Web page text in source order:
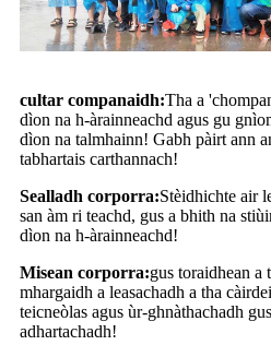
cultar companaidh:Tha a
dìon na h-àrainneachd agus gu
dìon na talmhainn! Gabh pàirt ann
tabhartais carthannach!
Sealladh corporra:Stèidhichte air
san àm ri teachd, gus a bhith na
dìon na h-àrainneachd!
Misean corporra:gus toraidhean a
mhargaidh a leasachadh a tha
teicneòlas agus ùr-ghnàthachadh
adhartachadh!